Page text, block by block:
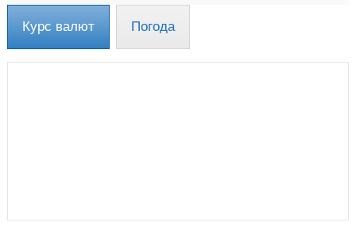
Курс валют Погода